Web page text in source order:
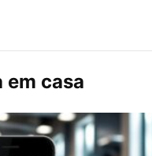
em casa